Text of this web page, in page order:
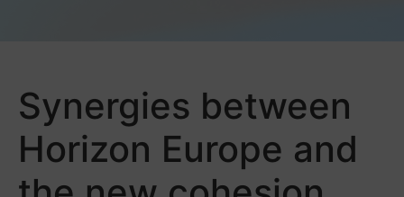
Synergies between
Horizon Europe and